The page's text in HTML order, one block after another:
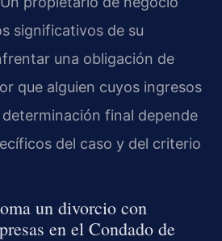
significativos de su
una obligación de
que alguien cuyos ingresos
final depende
del caso y del criterio
un divorcio con
en el Condado de